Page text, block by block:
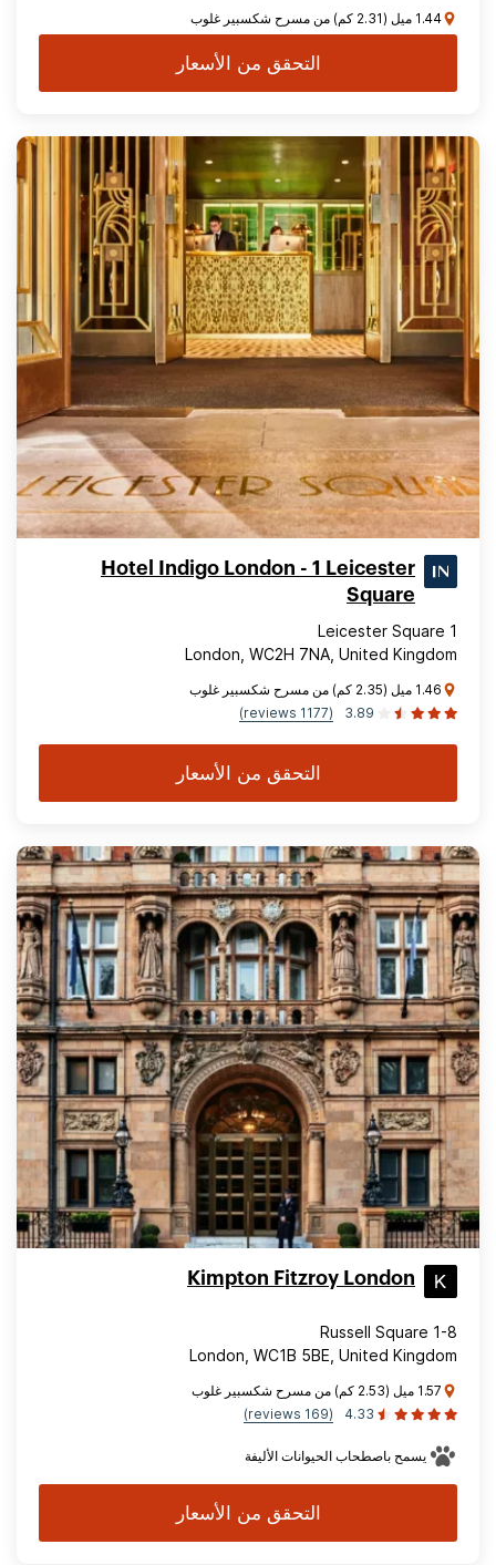
1.44 ميل (2.31 كم) من مسرح شكسبير غلوب
التحقق من الأسعار
Hotel Indigo London - 1 Leicester
Square
1 Leicester Square
London, WC2H 7NA, United Kingdom
1.46 ميل (2.35 كم) من مسرح شكسبير غلوب
3.89
(1177 reviews)
التحقق من الأسعار
Kimpton Fitzroy London
1-8 Russell Square
London, WC1B 5BE, United Kingdom
1.57 ميل (2.53 كم) من مسرح شكسبير غلوب
4.33
(169 reviews)
يسمح باصطحاب الحيوانات الأليفة
التحقق من الأسعار